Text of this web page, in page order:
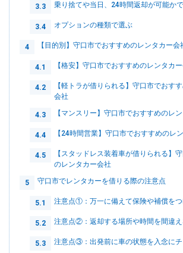
3.3 乗り捨てや当日、24時間返却が可能か
3.4 オプションの種類で選ぶ
4 【目的別】守口市でおすすめのレンタカー会
4.1 【格安】守口市でおすすめのレンタカ
4.2
【軽トラが借りられる】守口市でおす
会社
4.3 【マンスリー】守口市でおすすめのレ
4.4 【24時間営業】守口市でおすすめのレ
4.5
【スタッドレス装着車が借りられる】
のレンタカー会社
5 守口市でレンタカーを借りる際の注意点
5.1 注意点①：万一に備えて保険や補償をつ
5.2 注意点②：返却する場所や時間を間違
5.3 注意点③：出発前に車の状態を入念に